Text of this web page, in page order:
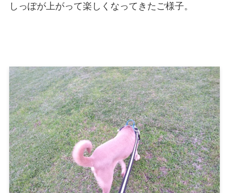
しっぽが上がって楽しくなってきたご様子。